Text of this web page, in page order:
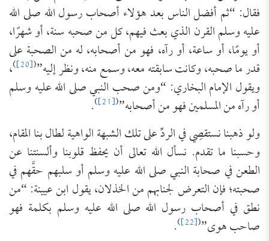
فقال: “ثم أفضل الناس بعد هؤلاء أصحاب رسول الله صلى الله
عليه وسلم القرن الذي بعث فيهم، كل من صحبه سنة، أو شهرًا،
أو يومًا، أو ساعة، أو رآه، فهو من أصحابه، له من الصحبة على
قدر ما صحبه، وكانت سابقته معه، وسمع منه، ونظر إليه”(
[20]
)،
ويقول الإمام البخاري: “ومن صحب النبي صلى الله عليه وسلم
أو رآه من المسلمين فهو من أصحابه”(
[21]
)
.
ولو ذهبنا نستقصِي في الردِّ على تلك الشبهة الواهية لطال بنا المقام،
وحسبنا ما تقدم. نسأل الله تعالى أن يحفظ قلوبنا وألسنتنا عن
الطعن في صحابة النبي صلى الله عليه وسلم أو سلبهم حقَّهم في
صحبته؛ فإن التعرض لجنابهم من الخذلان، يقول ابن عيينة: “من
نطق في أصحاب رسول الله صلى الله عليه وسلم بكلمة فهو
صاحب هوى”(
[22]
)
.